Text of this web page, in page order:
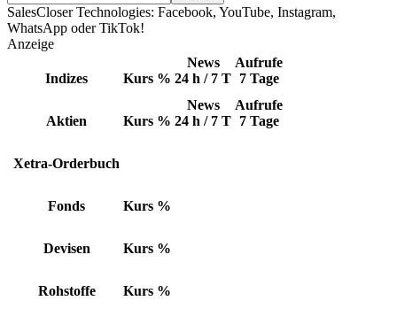
SalesCloser Technologies: Facebook, YouTube, Instagram,
WhatsApp oder TikTok!
Anzeige
Indizes Kurs %
News
24 h / 7 T
Aufrufe
7 Tage
Aktien Kurs %
News
24 h / 7 T
Aufrufe
7 Tage
Xetra-Orderbuch
Fonds Kurs %
Devisen Kurs %
Rohstoffe Kurs %